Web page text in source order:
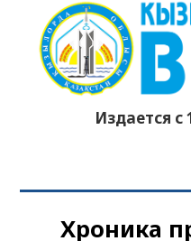
Издается с
Хроника